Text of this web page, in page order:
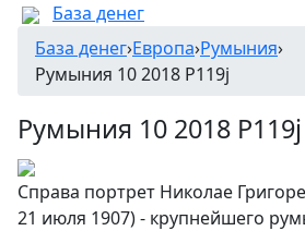
База денег
База денег›Европа›Румыния›
Румыния 10 2018 P119j
Румыния 10 2018 P119j
Справа портрет Николае
21 июля 1907) - крупнейшего